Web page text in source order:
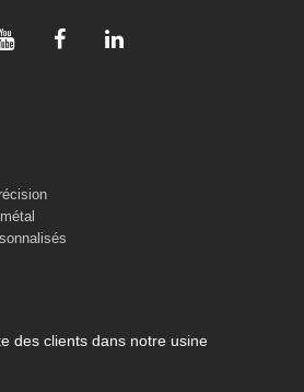
des clients dans notre usine